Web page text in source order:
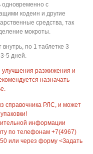
одновременно с
кодеин и другие
средства, так
мокроты.
по 1 таблетке 3
5 дней.
разжижения и
назначать
справочника РЛС, и может
информации
по телефонам +7(4967)
или через форму <Задать